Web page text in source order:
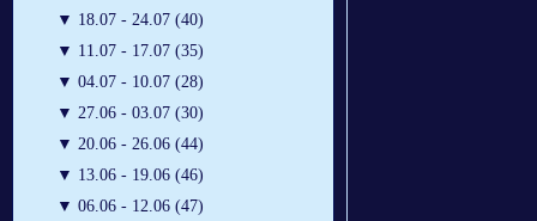
▼ 18.07 - 24.07 (40)
▼ 11.07 - 17.07 (35)
▼ 04.07 - 10.07 (28)
▼ 27.06 - 03.07 (30)
▼ 20.06 - 26.06 (44)
▼ 13.06 - 19.06 (46)
▼ 06.06 - 12.06 (47)